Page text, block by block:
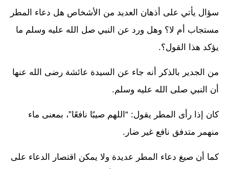
سؤال يأتي على أذهان العديد من الأشخاص هل دعاء المطر
مستجاب أم لا؟ وهل ورد عن النبي صل الله عليه وسلم ما
يؤكد هذا القول؟.
من الجدير بالذكر أنه جاء عن السيدة عائشة رضى الله عنها
أن النبي صلى الله عليه وسلم.
كان إذا رأى المطر يقول: “اللهم صيبًا نافعًا”، بمعنى ماء
منهمر متدفق نافع غير ضار.
كما أن صيغ دعاء المطر عديدة ولا يمكن اقتصار الدعاء على